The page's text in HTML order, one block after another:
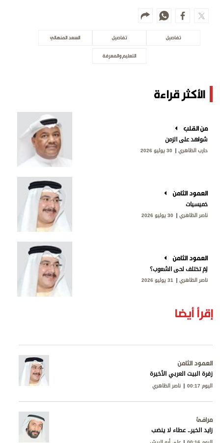
تفاصيل تفاصيل السعد المنهالي
التعليم والمعرفة
الأكثر قراءة
من القلب
شواهد على الزمن
حارب الظاهري 30 يوليو 2026
العمود الثامن
خميسيات
ناصر الظاهري 30 يوليو 2026
العمود الثامن
لِمَ تختلف لحى الشعوب؟
ناصر الظاهري 31 يوليو 2026
إقرأ أيضا
العمود الثامن
زفرة البيت العربي الأخيرة
اليوم 00:17 ناصر الظاهري
مرافئ
زايد الخير.. عطاء لا ينضب